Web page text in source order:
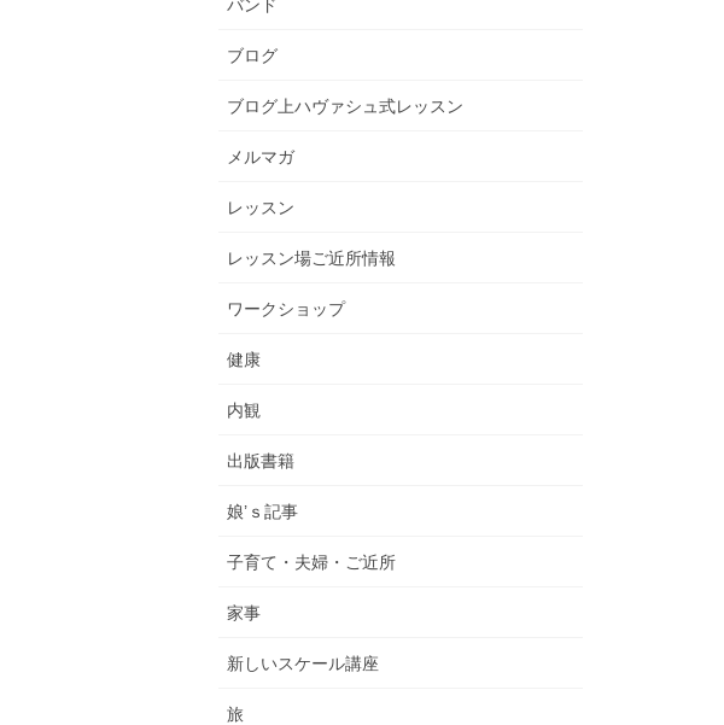
バンド
ブログ
ブログ上ハヴァシュ式レッスン
メルマガ
レッスン
レッスン場ご近所情報
ワークショップ
健康
内観
出版書籍
娘’ｓ記事
子育て・夫婦・ご近所
家事
新しいスケール講座
旅